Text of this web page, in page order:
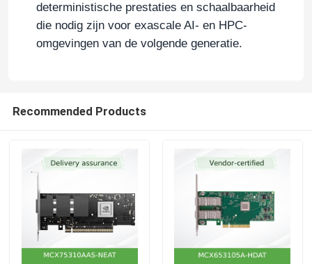
Extreme netwerkschakelaar
Aruba Draadloos Toegangspunt
De Schakelaar van Aruba
deterministische prestaties en schaalbaarheid
die nodig zijn voor exascale AI- en HPC-
omgevingen van de volgende generatie.
Recommended Products